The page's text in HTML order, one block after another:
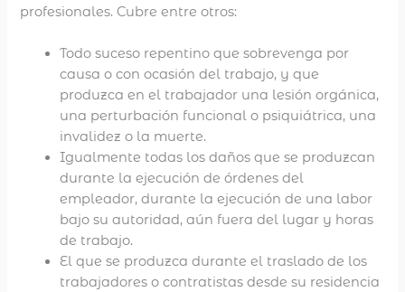
profesionales. Cubre entre otros:
Todo suceso repentino que sobrevenga por
causa o con ocasión del trabajo, y que
produzca en el trabajador una lesión orgánica,
una perturbación funcional o psiquiátrica, una
invalidez o la muerte.
Igualmente todas los daños que se produzcan
durante la ejecución de órdenes del
empleador, durante la ejecución de una labor
bajo su autoridad, aún fuera del lugar y horas
de trabajo.
El que se produzca durante el traslado de los
trabajadores o contratistas desde su residencia